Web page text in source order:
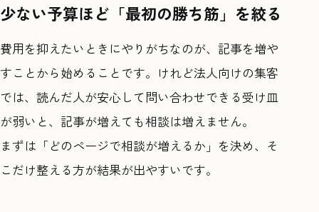
少ない予算ほど「最初の勝ち筋」を絞る
費用を抑えたいときにやりがちなのが、記事を増や
すことから始めることです。けれど法人向けの集客
では、読んだ人が安心して問い合わせできる受け皿
が弱いと、記事が増えても相談は増えません。
まずは「どのページで相談が増えるか」を決め、そ
こだけ整える方が結果が出やすいです。